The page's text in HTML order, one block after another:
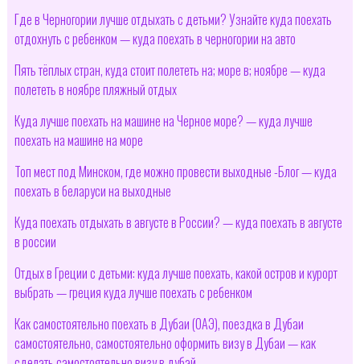
Где в Черногории лучше отдыхать с детьми? Узнайте куда поехать
отдохнуть с ребенком — куда поехать в черногории на авто
Пять тёплых стран, куда стоит полететь на; море в; ноябре — куда
полететь в ноябре пляжный отдых
Куда лучше поехать на машине на Черное море? — куда лучше
поехать на машине на море
Топ мест под Минском, где можно провести выходные -Блог — куда
поехать в беларуси на выходные
Куда поехать отдыхать в августе в России? — куда поехать в августе
в россии
Отдых в Греции с детьми: куда лучше поехать, какой остров и курорт
выбрать — греция куда лучше поехать с ребенком
Как самостоятельно поехать в Дубаи (ОАЭ), поездка в Дубаи
самостоятельно, самостоятельно оформить визу в Дубаи — как